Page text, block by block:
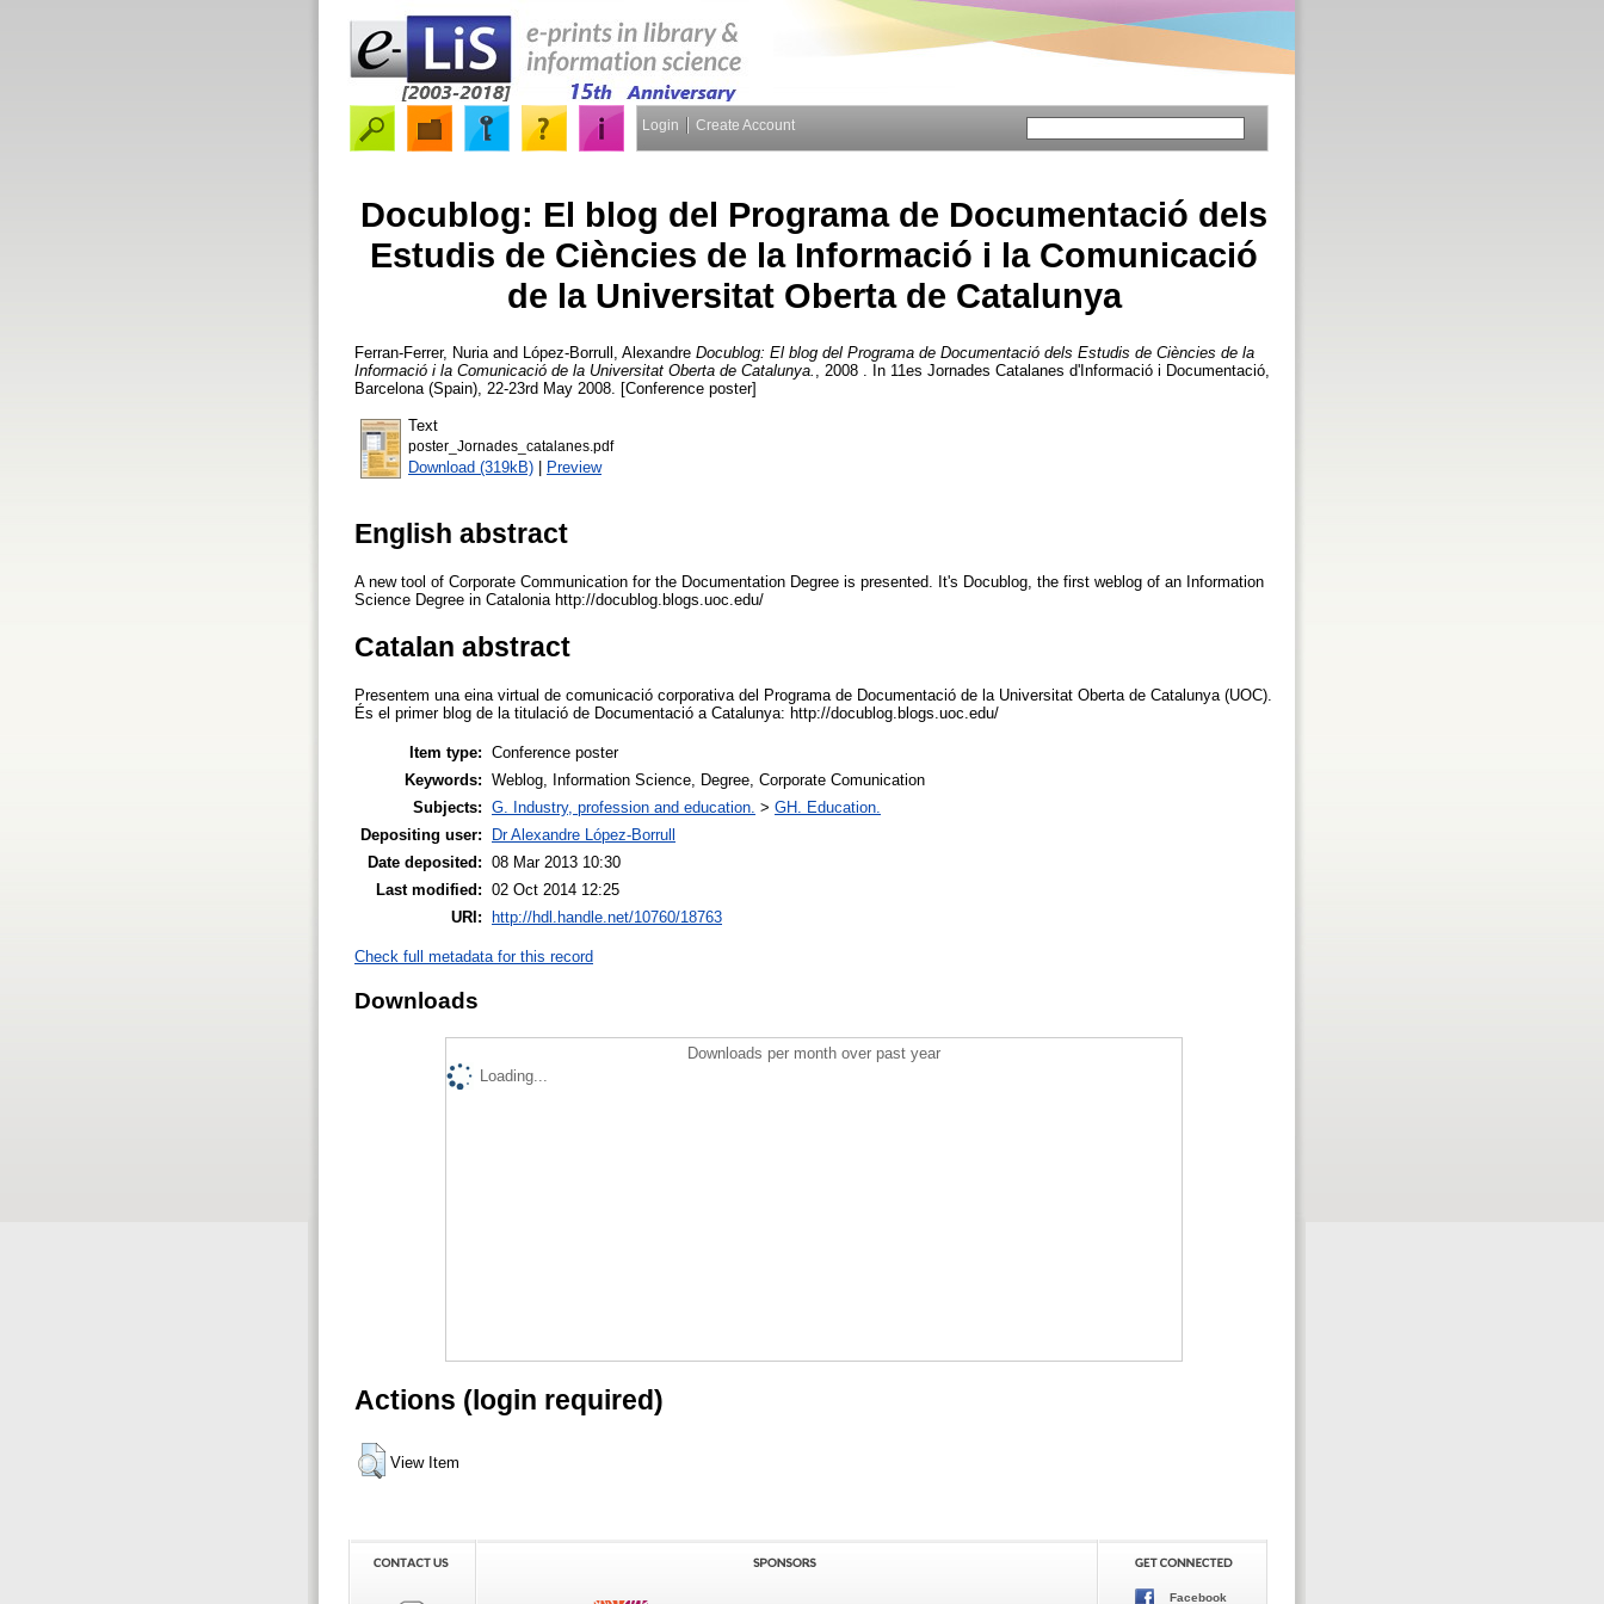
Login Create Account
Docublog: El blog del Programa de Documentació dels
Estudis de Ciències de la Informació i la Comunicació
de la Universitat Oberta de Catalunya
Ferran-Ferrer, Nuria and López-Borrull, Alexandre Docublog: El blog del Programa de Documentació dels Estudis de Ciències de la
Informació i la Comunicació de la Universitat Oberta de Catalunya.
, 2008 . In 11es Jornades Catalanes d'Informació i Documentació,
Barcelona (Spain), 22-23rd May 2008. [Conference poster]
Text
poster_Jornades_catalanes.pdf
Download (319kB) | Preview
English abstract
A new tool of Corporate Communication for the Documentation Degree is presented. It's Docublog, the first weblog of an Information
Science Degree in Catalonia http://docublog.blogs.uoc.edu/
Catalan abstract
Presentem una eina virtual de comunicació corporativa del Programa de Documentació de la Universitat Oberta de Catalunya (UOC).
És el primer blog de la titulació de Documentació a Catalunya: http://docublog.blogs.uoc.edu/
Item type: Conference poster
Keywords: Weblog, Information Science, Degree, Corporate Comunication
Subjects: G. Industry, profession and education. > GH. Education.
Depositing user:
Dr Alexandre López-Borrull
Date deposited: 08 Mar 2013 10:30
Last modified: 02 Oct 2014 12:25
URI:
http://hdl.handle.net/10760/18763
Check full metadata for this record
Downloads
Downloads per month over past year
Loading...
Actions (login required)
View Item
Facebook